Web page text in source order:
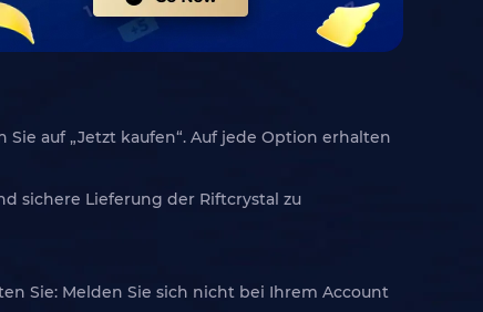
auf „Jetzt kaufen“. Auf jede Option erhalten
sichere Lieferung der Riftcrystal zu
Sie: Melden Sie sich nicht bei Ihrem Account